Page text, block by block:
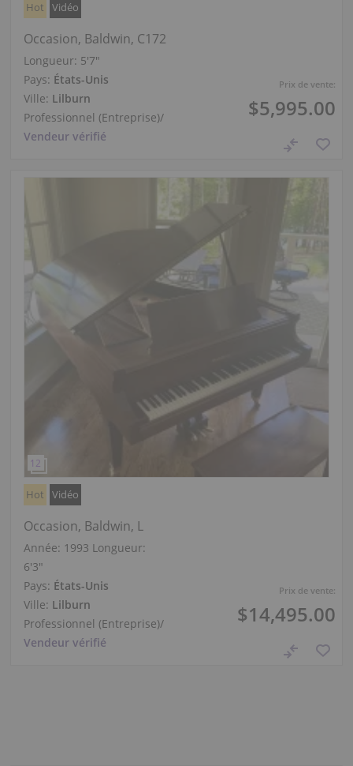
Prix de vente:
$5,995.00
Hot Vidéo
Occasion, Baldwin, C172
Longueur: 5′7″
Pays: États-Unis
Ville: Lilburn
Professionnel (Entreprise)/
Vendeur vérifié
Prix de vente:
$14,495.00
Hot Vidéo
Occasion, Baldwin, L
Année: 1993 Longueur:
6′3″
Pays: États-Unis
Ville: Lilburn
Professionnel (Entreprise)/
Vendeur vérifié